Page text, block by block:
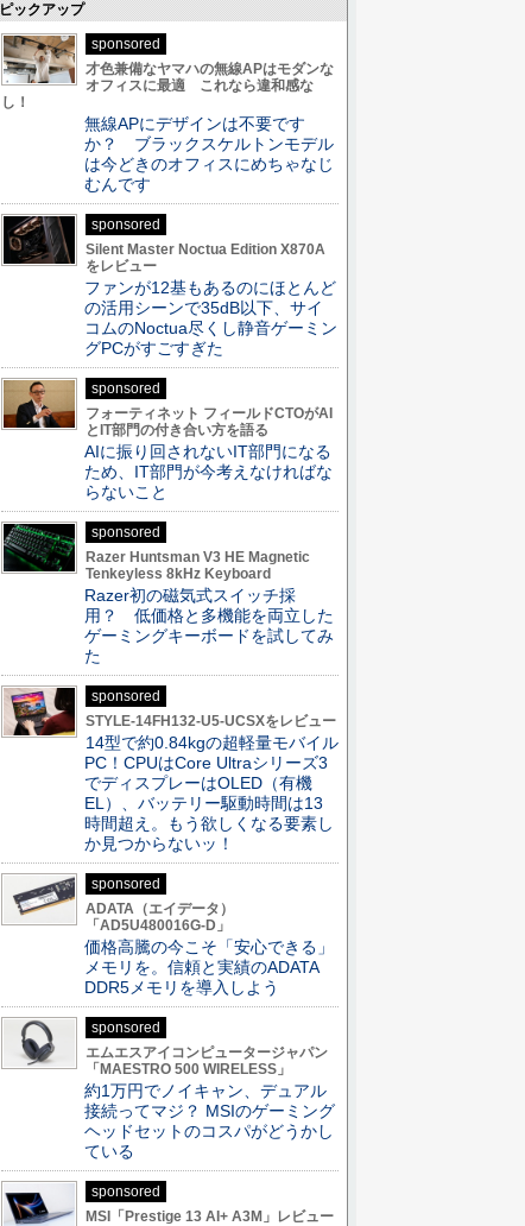
ピックアップ
sponsored
才色兼備なヤマハの無線APはモダンな
オフィスに最適 これなら違和感な
し！
無線APにデザインは不要です
か？ ブラックスケルトンモデル
は今どきのオフィスにめちゃなじ
むんです
sponsored
Silent Master Noctua Edition X870A
をレビュー
ファンが12基もあるのにほとんど
の活用シーンで35dB以下、サイ
コムのNoctua尽くし静音ゲーミン
グPCがすごすぎた
sponsored
フォーティネット フィールドCTOがAI
とIT部門の付き合い方を語る
AIに振り回されないIT部門になる
ため、IT部門が今考えなければな
らないこと
sponsored
Razer Huntsman V3 HE Magnetic
Tenkeyless 8kHz Keyboard
Razer初の磁気式スイッチ採
用？ 低価格と多機能を両立した
ゲーミングキーボードを試してみ
た
sponsored
STYLE-14FH132-U5-UCSXをレビュー
14型で約0.84kgの超軽量モバイル
PC！CPUはCore Ultraシリーズ3
でディスプレーはOLED（有機
EL）、バッテリー駆動時間は13
時間超え。もう欲しくなる要素し
か見つからないッ！
sponsored
ADATA（エイデータ）
「AD5U480016G-D」
価格高騰の今こそ「安心できる」
メモリを。信頼と実績のADATA
DDR5メモリを導入しよう
sponsored
エムエスアイコンピュータージャパン
「MAESTRO 500 WIRELESS」
約1万円でノイキャン、デュアル
接続ってマジ？ MSIのゲーミング
ヘッドセットのコスパがどうかし
ている
sponsored
MSI「Prestige 13 AI+ A3M」レビュー